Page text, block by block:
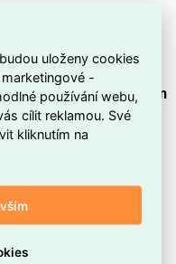
SCHNEIDER
rám z řadyM-Plan
ochranou
.
upínací/šroubovací
mm.
uloženy cookies
-
používání webu,
cílit reklamou. Své
kliknutím na